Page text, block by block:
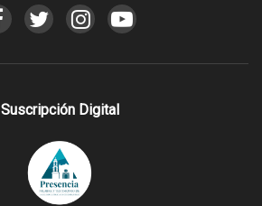
Suscripción Digital